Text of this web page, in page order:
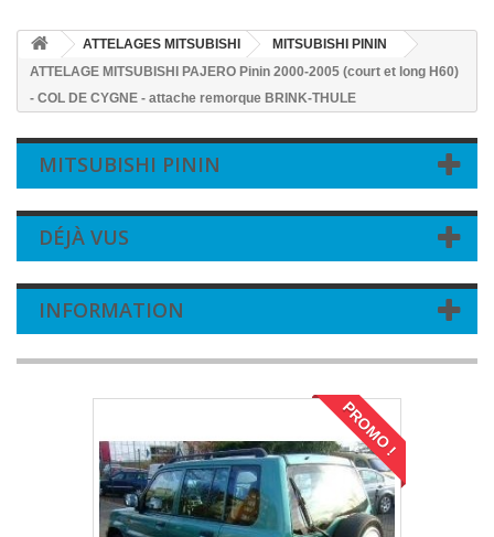
ATTELAGES MITSUBISHI
MITSUBISHI PININ
ATTELAGE MITSUBISHI PAJERO Pinin 2000-2005 (court et long H60)
- COL DE CYGNE - attache remorque BRINK-THULE
MITSUBISHI PININ
DÉJÀ VUS
INFORMATION
PROMO !